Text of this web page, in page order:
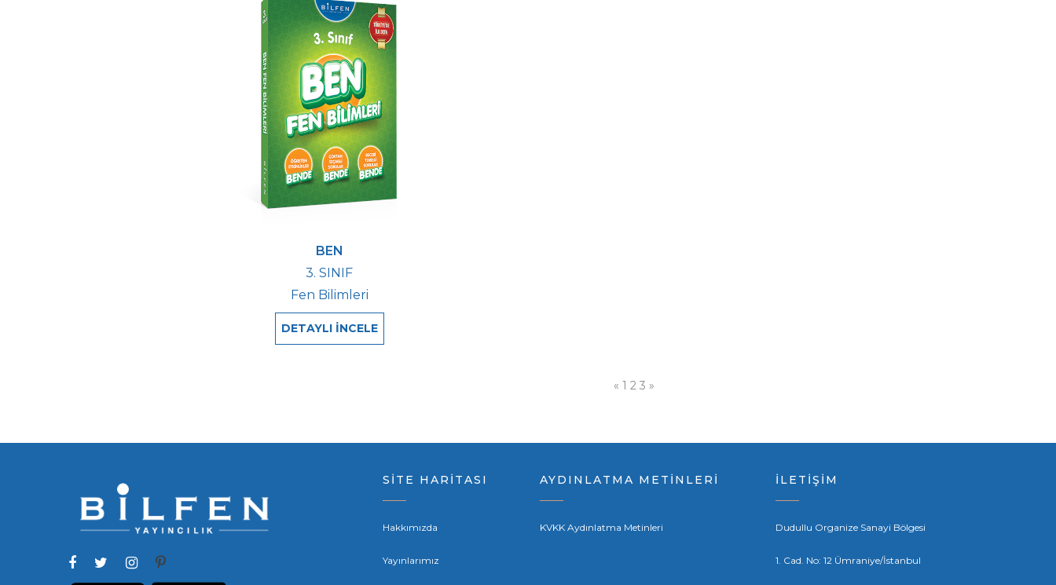
BEN
3. SINIF
Fen Bilimleri
DETAYLI İNCELE
« 1 2 3 »
SİTE HARİTASI
Hakkımızda
Yayınlarımız
AYDINLATMA METİNLERİ
KVKK Aydınlatma Metinleri
İLETİŞİM
Dudullu Organize Sanayi Bölgesi
1. Cad. No: 12 Ümraniye/İstanbul